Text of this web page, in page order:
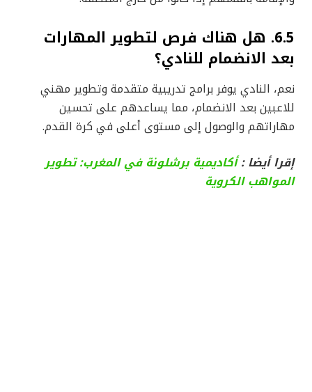
6.5. هل هناك فرص لتطوير المهارات
بعد الانضمام للنادي؟
نعم، النادي يوفر برامج تدريبية متقدمة وتطوير مهني
للاعبين بعد الانضمام، مما يساعدهم على تحسين
مهاراتهم والوصول إلى مستوى أعلى في كرة القدم.
إقرا أيضا :أكاديمية برشلونة في المغرب: تطوير
المواهب الكروية